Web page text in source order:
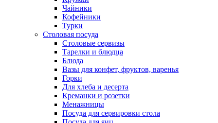
Чайники
Кофейники
Турки
Столовая посуда
Столовые сервизы
Тарелки и блюдца
Блюда
Вазы для конфет, фруктов, варенья
Горки
Для хлеба и десерта
Креманки и розетки
Менажницы
Посуда для сервировки стола